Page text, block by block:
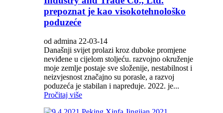
prepoznat je kao visokotehnološko
poduzeće
od admina 22-03-14
Današnji svijet prolazi kroz duboke promjene
neviđene u cijelom stoljeću. razvojno okruženje
moje zemlje postaje sve složenije, nestabilnost i
neizvjesnost značajno su porasle, a razvoj
poduzeća je stabilan i napreduje. 2022. je...
Pročitaj više